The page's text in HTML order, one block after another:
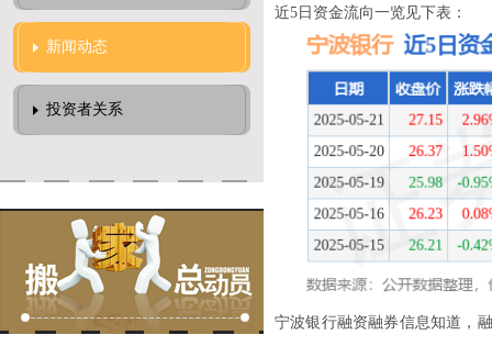
新闻动态
投资者关系
近5日资金流向一览见下表：
宁波银行融资融券信息知道，